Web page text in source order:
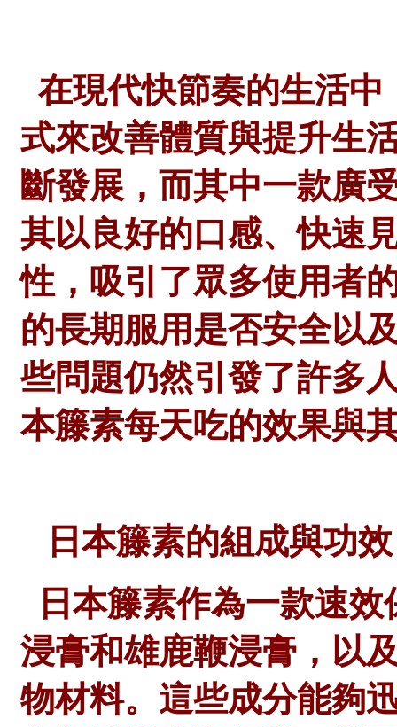
在現代快節奏的生活
式來改善體質與提升生
斷發展，而其中一款廣
其以良好的口感、快速
性，吸引了眾多使用者
的長期服用是否安全以
些問題仍然引發了許多
本籐素每天吃的效果與
日本籐素的組成與功效
日本籐素作為一款速
浸膏和雄鹿鞭浸膏，以
物材料。這些成分能夠